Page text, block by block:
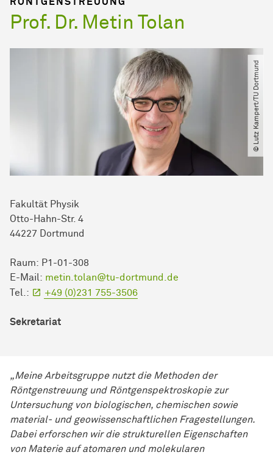
Prof. Dr. Metin Tolan
Fakultät Physik
Otto-Hahn-Str. 4
44227 Dortmund
Raum: P1-01-308
E-Mail: metin.tolan@tu-dortmund.de
Tel.:
+49 (0)231 755-3506
© Lutz Kampert​/​TU Dortmund
Sekretariat
„Meine Arbeitsgruppe nutzt die Methoden der
Röntgenstreuung und Röntgenspektroskopie zur
Untersuchung von biologischen, chemischen sowie
material- und geowissenschaftlichen Fragestellungen.
Dabei erforschen wir die strukturellen Eigenschaften
von Materie auf atomaren und molekularen